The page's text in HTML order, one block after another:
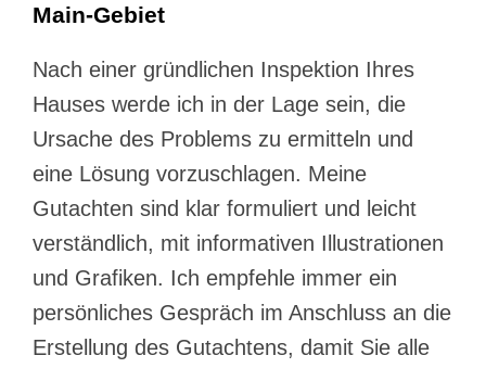
Main-Gebiet
Nach einer gründlichen Inspektion Ihres
Hauses werde ich in der Lage sein, die
Ursache des Problems zu ermitteln und
eine Lösung vorzuschlagen. Meine
Gutachten sind klar formuliert und leicht
verständlich, mit informativen Illustrationen
und Grafiken. Ich empfehle immer ein
persönliches Gespräch im Anschluss an die
Erstellung des Gutachtens, damit Sie alle